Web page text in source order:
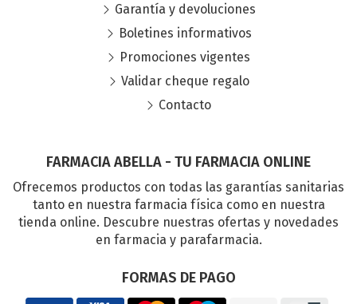
FARMACIA ABELLA - TU FARMACIA ONLINE
Ofrecemos productos con todas las garantías sanitarias
tanto en nuestra farmacia física como en nuestra
tienda online. Descubre nuestras ofertas y novedades
en farmacia y parafarmacia.
FORMAS DE PAGO
Garantía y devoluciones
Boletines informativos
Promociones vigentes
Validar cheque regalo
Contacto